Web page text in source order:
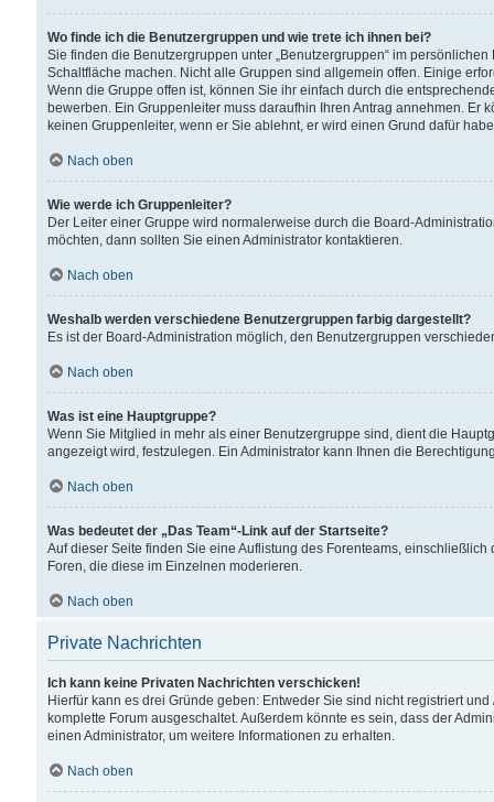
Wo finde ich die Benutzergruppen und wie trete ich ihnen bei?
Sie finden die Benutzergruppen unter „Benutzergruppen“ im
Schaltfläche machen. Nicht alle Gruppen sind allgemein offen. Einige
Wenn die Gruppe offen ist, können Sie ihr einfach durch die
bewerben. Ein Gruppenleiter muss daraufhin Ihren Antrag annehmen.
keinen Gruppenleiter, wenn er Sie ablehnt, er wird einen Grund dafür
Nach oben
Wie werde ich Gruppenleiter?
Der Leiter einer Gruppe wird normalerweise durch die Board-
möchten, dann sollten Sie einen Administrator kontaktieren.
Nach oben
Weshalb werden verschiedene Benutzergruppen farbig dargestellt?
Es ist der Board-Administration möglich, den Benutzergruppen
Nach oben
Was ist eine Hauptgruppe?
Wenn Sie Mitglied in mehr als einer Benutzergruppe sind, dient die
angezeigt wird, festzulegen. Ein Administrator kann Ihnen die
Nach oben
Was bedeutet der „Das Team“-Link auf der Startseite?
Auf dieser Seite finden Sie eine Auflistung des Forenteams,
Foren, die diese im Einzelnen moderieren.
Nach oben
Private Nachrichten
Ich kann keine Privaten Nachrichten verschicken!
Hierfür kann es drei Gründe geben: Entweder Sie sind nicht registriert
komplette Forum ausgeschaltet. Außerdem könnte es sein, dass der
einen Administrator, um weitere Informationen zu erhalten.
Nach oben